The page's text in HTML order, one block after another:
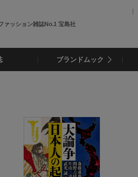
ァッション雑誌No.1 宝島社
ブランドムック